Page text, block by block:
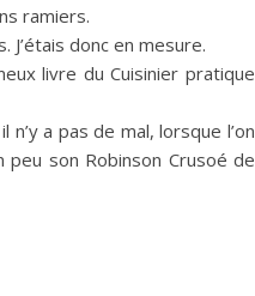
ramiers.
donc en mesure.
livre du Cuisinier pratique
a pas de mal, lorsque l’on
peu son Robinson Crusoé de